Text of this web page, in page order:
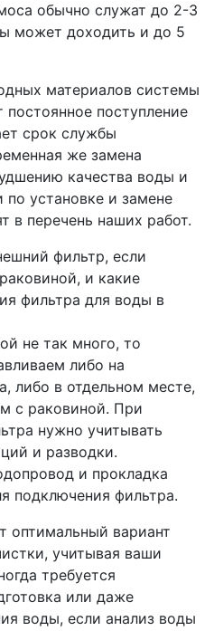
обычно служат до 2-3
может доходить и до 5
материалов системы
постоянное поступление
срок службы
же замена
качества воды и
по установке и замене
в перечень наших работ.
фильтр, если
и какие
фильтра для воды в
не так много, то
либо на
либо в отдельном месте,
с раковиной. При
нужно учитывать
и разводки.
и прокладка
подключения фильтра.
оптимальный вариант
учитывая ваши
требуется
или даже
воды, если анализ воды